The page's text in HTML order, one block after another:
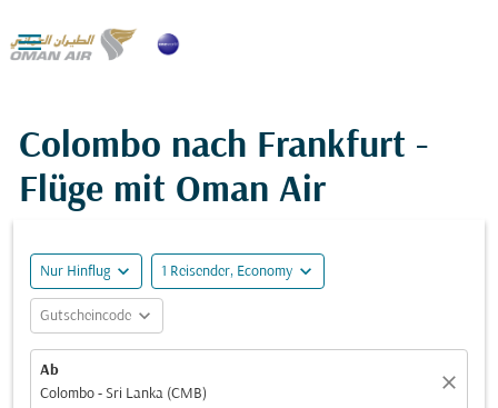

Colombo nach Frankfurt -
Flüge mit Oman Air
Nur Hinflug expand_more 1 Reisender, Economy expand_more
Gutscheincode expand_more
Ab
Colombo - Sri Lanka (CMB)
close